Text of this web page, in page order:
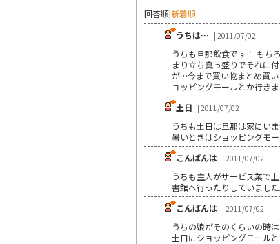
回答順|新着順
うちは… | 2011/07/02
うちも旦那飲食です！ も
まり立ち真っ盛りでそれに
が…今まで買い物まとめ買い
ョッピングモールとか行きま
土日 | 2011/07/02
うちも土日は旦那は家にいま
暑いときはショッピングモ
こんばんは | 2011/07/02
うちも主人がサービス業で
書館へ行ったりしていました
こんばんは | 2011/07/02
うちの娘がそのくらいの時
土日にショッピングモール